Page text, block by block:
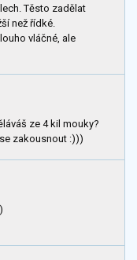
Těsto zadělat
než řídké.
vláčné, ale
ze 4 kil mouky?
zakousnout :)))